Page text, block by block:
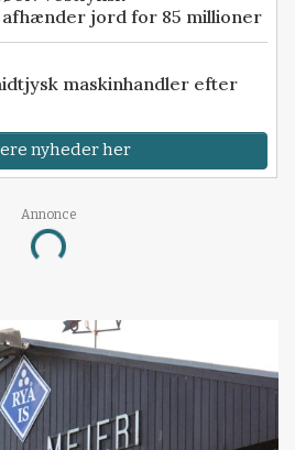
jord for 85 millioner
maskinhandler efter
nyheder her
Annonce
Loading...